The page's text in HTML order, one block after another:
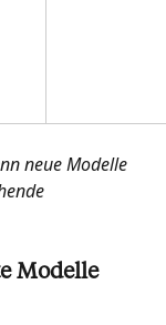
neue Modelle
Modelle